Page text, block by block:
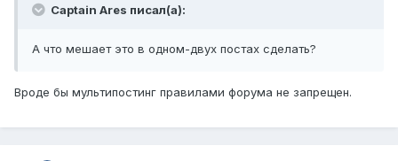
Captain Ares писал(а):
А что мешает это в одном-двух постах сделать?
Вроде бы мультипостинг правилами форума не запрещен.